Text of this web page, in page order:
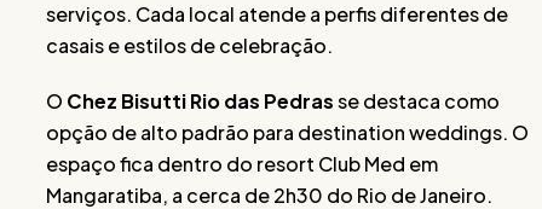
serviços. Cada local atende a perfis diferentes de
casais e estilos de celebração.
O Chez Bisutti Rio das Pedrasse destaca como
opção de alto padrão para destination weddings. O
espaço fica dentro do resort Club Med em
Mangaratiba, a cerca de 2h30 do Rio de Janeiro.